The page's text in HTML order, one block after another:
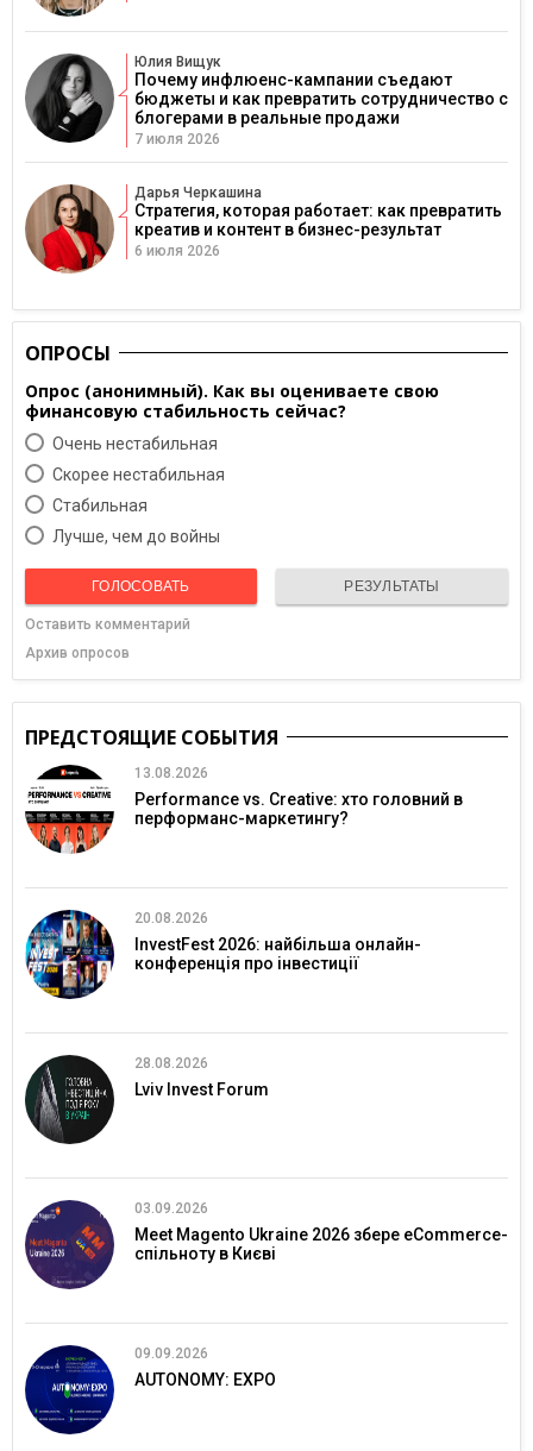
Юлия Вищук
Почему инфлюенс-кампании съедают
бюджеты и как превратить сотрудничество с
блогерами в реальные продажи
7 июля 2026
Дарья Черкашина
Стратегия, которая работает: как превратить
креатив и контент в бизнес-результат
6 июля 2026
ОПРОСЫ
Опрос (анонимный). Как вы оцениваете свою
финансовую стабильность сейчас?
Очень нестабильная
Скорее нестабильная
Cтабильная
Лучше, чем до войны
ГОЛОСОВАТЬ РЕЗУЛЬТАТЫ
Оставить комментарий
Архив опросов
ПРЕДСТОЯЩИЕ СОБЫТИЯ
13.08.2026
Performance vs. Creative: хто головний в
перформанс-маркетингу?
20.08.2026
InvestFest 2026: найбільша онлайн-
конференція про інвестиції
28.08.2026
Lviv Invest Forum
03.09.2026
Meet Magento Ukraine 2026 збере eCommerce-
спільноту в Києві
09.09.2026
AUTONOMY: EXPO